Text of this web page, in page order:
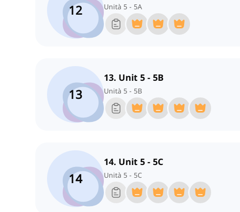
12
Unità 5 - 5A
13
13. Unit 5 - 5B
Unità 5 - 5B
14
14. Unit 5 - 5C
Unità 5 - 5C